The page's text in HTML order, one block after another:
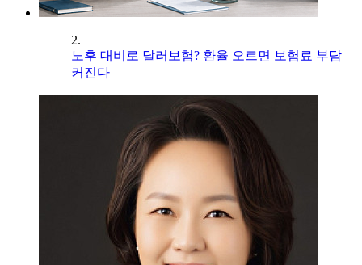
2.
노후 대비로 달러보험? 환율 오르면 보험료 부담
커진다